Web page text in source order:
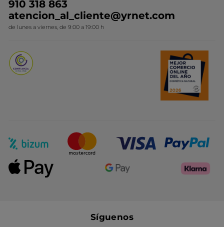
Colección Monoi
Novedades del mes
910 318 863
atencion_al_cliente@yrnet.com
de lunes a viernes, de 9:00 a 19:00 h
Síguenos